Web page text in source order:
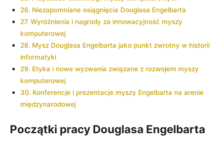
Niezapomniane osiągnięcia Douglasa Engelbarta
Wyróżnienia i nagrody za innowacyjność myszy
komputerowej
Mysz Douglasa Engelbarta ⁣jako punkt ⁣zwrotny w historii
informatyki
Etyka i nowe ‌wyzwania związane z rozwojem myszy
komputerowej
Konferencje i prezentacje myszy Engelbarta na arenie
międzynarodowej
Początki pracy Douglasa Engelbarta